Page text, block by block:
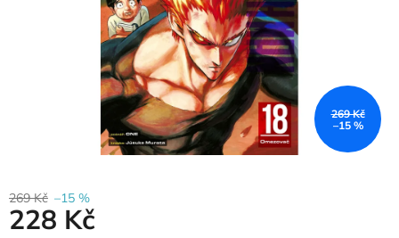
269 Kč
–15 %
269 Kč –15 %
228 Kč